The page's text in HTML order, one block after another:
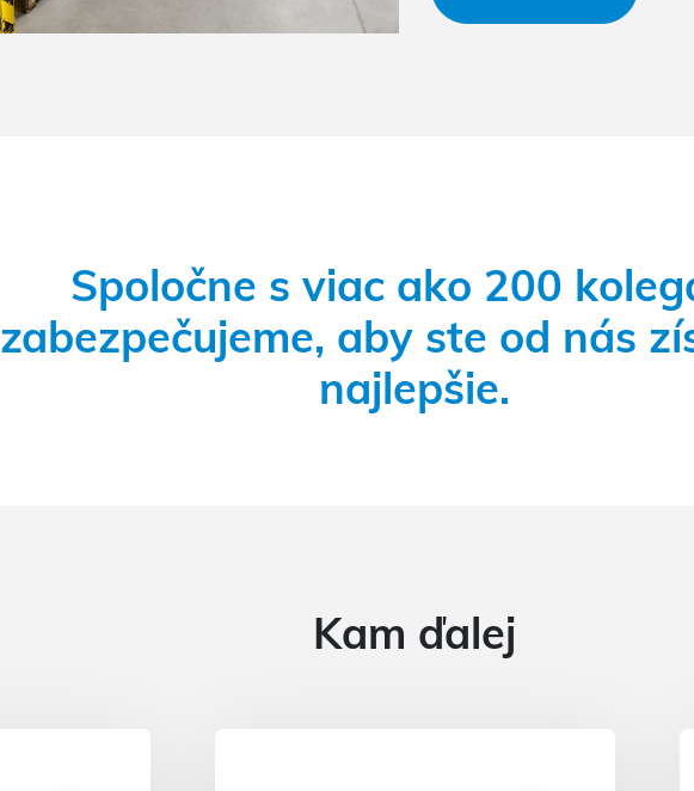
Spoločne s viac ako 200
zabezpečujeme, aby ste od nás
najlepšie.
Kam ďalej